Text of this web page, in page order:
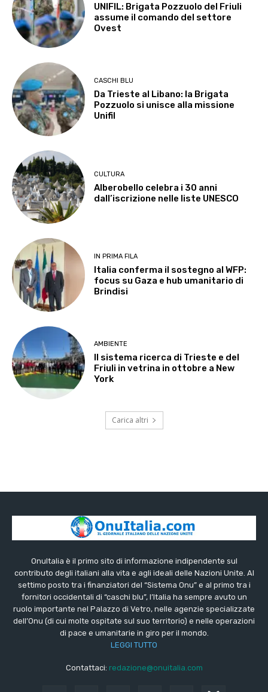
UNIFIL: Brigata Pozzuolo del Friuli
assume il comando del settore
Ovest
CASCHI BLU
Da Trieste al Libano: la Brigata
Pozzuolo si unisce alla missione
Unifil
CULTURA
Alberobello celebra i 30 anni
dall’iscrizione nelle liste UNESCO
IN PRIMA FILA
Italia conferma il sostegno al WFP:
focus su Gaza e hub umanitario di
Brindisi
AMBIENTE
Il sistema ricerca di Trieste e del
Friuli in vetrina in ottobre a New
York
Carica altri
OnuItalia è il primo sito di informazione indipendente sul
contributo degli italiani alla vita e agli ideali delle Nazioni Unite. Al
settimo posto tra i finanziatori del “Sistema Onu” e al primo tra i
fornitori occidentali di “caschi blu”, l’Italia ha sempre avuto un
ruolo importante nel Palazzo di Vetro, nelle agenzie specializzate
dell’Onu (di cui molte ospitate sul suo territorio) e nelle operazioni
di pace e umanitarie in giro per il mondo.
LEGGI TUTTO
Contattaci: redazione@onuitalia.com